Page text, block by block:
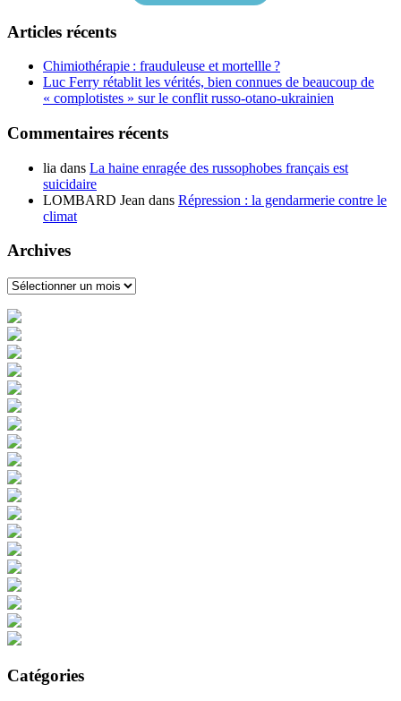
Articles récents
Chimiothérapie : frauduleuse et mortellle ?
Luc Ferry rétablit les vérités, bien connues de beaucoup de
« complotistes » sur le conflit russo-otano-ukrainien
Commentaires récents
lia dans La haine enragée des russophobes français est
suicidaire
LOMBARD Jean dans Répression : la gendarmerie contre le
climat
Archives
Archives
Catégories